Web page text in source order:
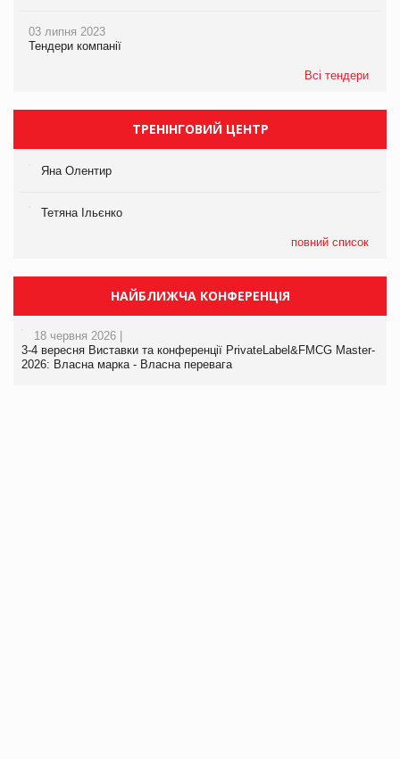
03 липня 2023
Тендери компанії
Всі тендери
ТРЕНІНГОВИЙ ЦЕНТР
Яна Олентир
Тетяна Ільєнко
повний список
НАЙБЛИЖЧА КОНФЕРЕНЦІЯ
18 червня 2026 |
3-4 вересня Виставки та конференції PrivateLabel&FMCG Master-
2026: Власна марка - Власна перевага